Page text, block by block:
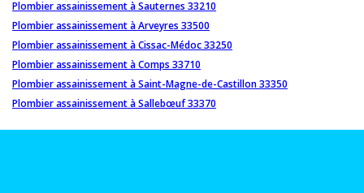
Plombier assainissement à Sauternes 33210
Plombier assainissement à Arveyres 33500
Plombier assainissement à Cissac-Médoc 33250
Plombier assainissement à Comps 33710
Plombier assainissement à Saint-Magne-de-Castillon 33350
Plombier assainissement à Sallebœuf 33370